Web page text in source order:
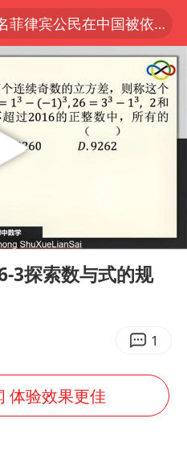
百余名菲律宾公民在中国被依法处理
7月份居民消费价格指数保持温和上涨
中使馆：重大涉诈逃犯檀某落网
是国家不存在“国格”
亚发生7.5级地震
公安部通报：抓获犯罪嫌疑人8200余名
玺金鸡百花双料影帝
3探索数与式的规
1
体验效果更佳